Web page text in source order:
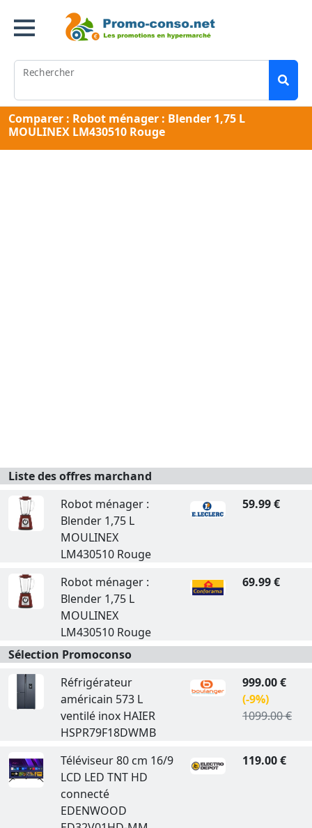
Rechercher
Comparer : Robot ménager : Blender 1,75 L
MOULINEX LM430510 Rouge
Liste des offres marchand
Robot ménager :
Blender 1,75 L
MOULINEX
LM430510 Rouge
59.99 €
Robot ménager :
Blender 1,75 L
MOULINEX
LM430510 Rouge
69.99 €
Sélection Promoconso
Réfrigérateur
américain 573 L
ventilé inox HAIER
HSPR79F18DWMB
999.00 €
(-9%)
1099.00 €
Téléviseur 80 cm 16/9
LCD LED TNT HD
connecté
EDENWOOD
119.00 €